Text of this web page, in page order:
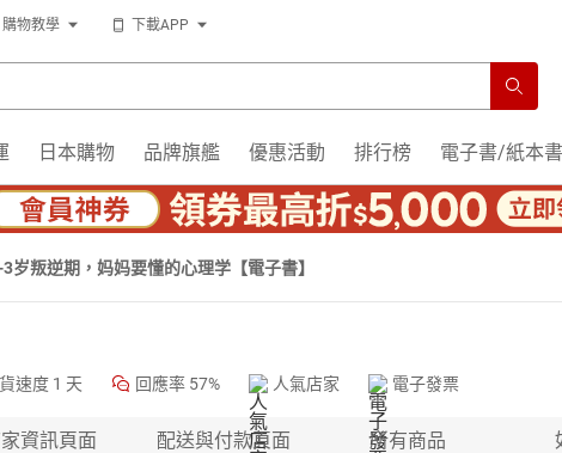
購物教學 下載APP
日本購物 品牌旗艦 優惠活動 排行榜 電子書/紙本書
岁叛逆期，妈妈要懂的心理学【電子書】
速度 1 天 回應率 57% 人氣店家 電子發票
資訊頁面 配送與付款頁面 所有商品